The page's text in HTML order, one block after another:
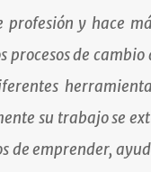
y hace
de cambio
su trabajo se
de emprender,